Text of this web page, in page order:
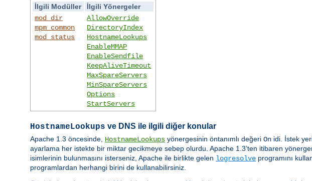
İlgili Modüller
İlgili Yönergeler
mod_dir
mpm_common
mod_status
AllowOverride
DirectoryIndex
HostnameLookups
EnableMMAP
EnableSendfile
KeepAliveTimeout
MaxSpareServers
MinSpareServers
Options
StartServers
HostnameLookups ve DNS ile ilgili diğer konular
Apache 1.3 öncesinde, HostnameLookups yönergesinin öntanımlı değeri On idi. İstek
ayarlama her istekte bir miktar gecikmeye sebep olurdu. Apache 1.3’ten itibaren
isimlerinin bulunmasını isterseniz, Apache ile birlikte gelen logresolve programını
programlardan herhangi birini de kullanabilirsiniz.